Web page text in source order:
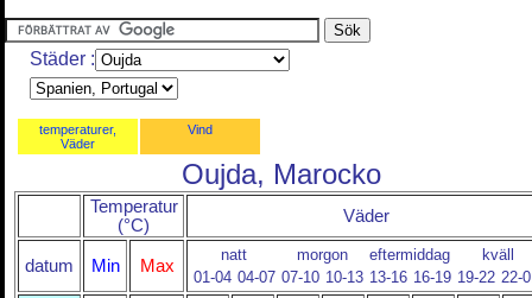
Städer :
temperaturer,
Väder
Vind
Oujda, Marocko
Temperatur
(°C)
Väder
datum Min Max
natt morgon eftermiddag
kväll
01-04 04-07 07-10 10-13 13-16 16-19 19-22 22-